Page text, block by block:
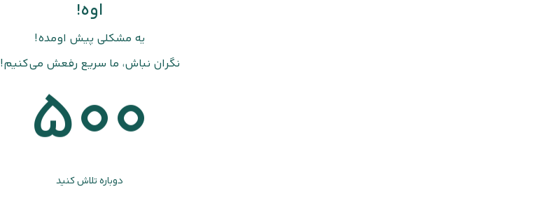
اوه!
یه مشکلی پیش اومده!
نگران نباش، ما سریع رفعش می‌کنیم!
500
دوباره تلاش کنید